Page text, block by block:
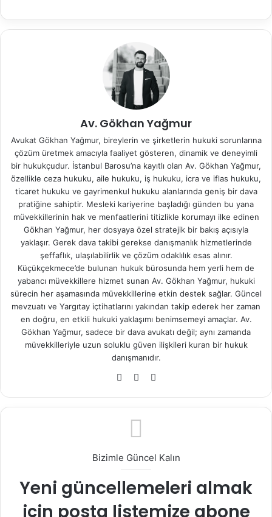
Av. Gökhan Yağmur
Avukat Gökhan Yağmur, bireylerin ve şirketlerin hukuki sorunlarına
çözüm üretmek amacıyla faaliyet gösteren, dinamik ve deneyimli
bir hukukçudur. İstanbul Barosu’na kayıtlı olan Av. Gökhan Yağmur,
özellikle ceza hukuku, aile hukuku, iş hukuku, icra ve iflas hukuku,
ticaret hukuku ve gayrimenkul hukuku alanlarında geniş bir dava
pratiğine sahiptir. Mesleki kariyerine başladığı günden bu yana
müvekkillerinin hak ve menfaatlerini titizlikle korumayı ilke edinen
Gökhan Yağmur, her dosyaya özel stratejik bir bakış açısıyla
yaklaşır. Gerek dava takibi gerekse danışmanlık hizmetlerinde
şeffaflık, ulaşılabilirlik ve çözüm odaklılık esas alınır.
Küçükçekmece’de bulunan hukuk bürosunda hem yerli hem de
yabancı müvekkillere hizmet sunan Av. Gökhan Yağmur, hukuki
sürecin her aşamasında müvekkillerine etkin destek sağlar. Güncel
mevzuatı ve Yargıtay içtihatlarını yakından takip ederek her zaman
en doğru, en etkili hukuki yaklaşımı benimsemeyi amaçlar. Av.
Gökhan Yağmur, sadece bir dava avukatı değil; aynı zamanda
müvekkilleriyle uzun soluklu güven ilişkileri kuran bir hukuk
danışmanıdır.
Fa
bo
ok
X
ra
Bizimle Güncel Kalın
Yeni güncellemeleri almak
için posta listemize abone